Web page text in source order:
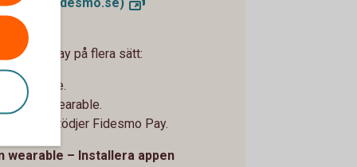
Pay på flera sätt:
wearable.
fått din wearable.
som stödjer Fidesmo Pay.
wearable – Installera appen